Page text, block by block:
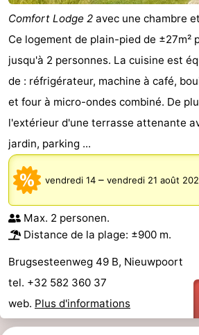
Comfort Lodge 2 avec une chambre
Ce logement de plain-pied de ±27m²
jusqu'à 2 personnes. La cuisine est
de : réfrigérateur, machine à café,
et four à micro-ondes combiné. De
l'extérieur d'une terrasse attenante
jardin, parking ...
vendredi 14 – vendredi 21 août
Max. 2 personen.
Distance de la plage: ±900 m.
Brugsesteenweg 49 B, Nieuwpoort
tel. +32 582 360 37
web. Plus d'informations